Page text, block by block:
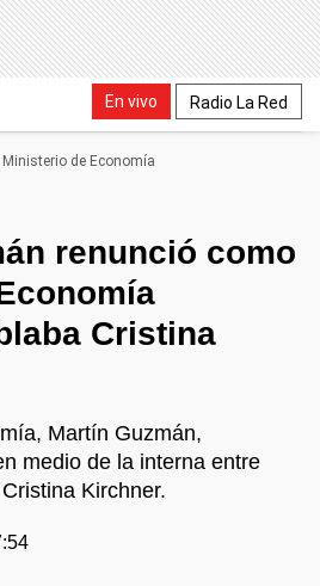
En vivo Radio La Red
Ministerio de Economía
renunció como
Cristina
Martín Guzmán,
medio de la interna entre
Kirchner.